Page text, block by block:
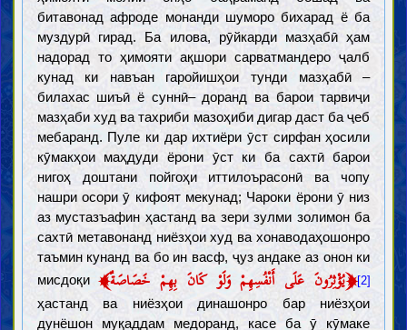
битавонад афроде монанди шуморо бихарад ё ба
муздурӣ гирад. Ба илова, рӯйкарди мазҳабӣ ҳам
надорад то ҳимояти ақшори сарватмандеро ҷалб
кунад ки навъан гаройишҳои тунди мазҳабӣ –
билахас шиъӣ ё суннӣ– доранд ва барои тарвиҷи
мазҳаби худ ва тахриби мазоҳиби дигар даст ба ҷеб
мебаранд. Пуле ки дар ихтиёри ӯст сирфан ҳосили
кӯмакҳои маҳдуди ёрони ӯст ки ба сахтӣ барои
нигоҳ доштани пойгоҳи иттилоърасонӣ ва чопу
нашри осори ӯ кифоят мекунад; Чароки ёрони ӯ низ
аз мустазъафин ҳастанд ва зери зулми золимон ба
сахтӣ метавонанд ниёзҳои худ ва хонаводаҳошонро
таъмин кунанд ва бо ин васф, ҷуз андаке аз онон ки
мисдоқи
﴿يُؤْثِرُونَ عَلَى أَنْفُسِهِمْ وَلَوْ كَانَ بِهِمْ خَصَاصَةٌ﴾ [2]
ҳастанд ва ниёзҳои динашонро бар ниёзҳои
дунёшон муқаддам медоранд, касе ба ӯ кӯмаке